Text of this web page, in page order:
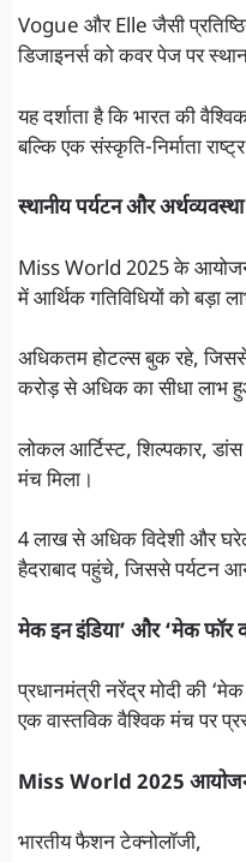
Vogue और Elle जैसी
डिजाइनर्स को कवर पेज पर
यह दर्शाता है कि भारत की
बल्कि एक संस्कृति-निर्माता
स्थानीय पर्यटन और
Miss World 2025 के आयोजन
में आर्थिक गतिविधियों को बड़ा
अधिकतम होटल्स बुक रहे,
करोड़ से अधिक का सीधा लाभ
लोकल आर्टिस्ट, शिल्पकार, डांस
मंच मिला।
4 लाख से अधिक विदेशी और
हैदराबाद पहुंचे, जिससे पर्यटन
मेक इन इंडिया’ और ‘मेक फॉर
प्रधानमंत्री नरेंद्र मोदी की
एक वास्तविक वैश्विक मंच पर
Miss World 2025
भारतीय फैशन टेक्नोलॉजी,